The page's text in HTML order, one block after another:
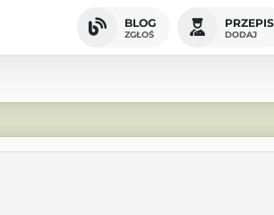
BLOG
ZGŁOŚ
PRZEPIS
DODAJ